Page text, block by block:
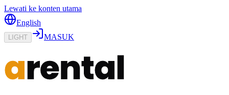
Lewati ke konten utama
English
LIGHT MASUK